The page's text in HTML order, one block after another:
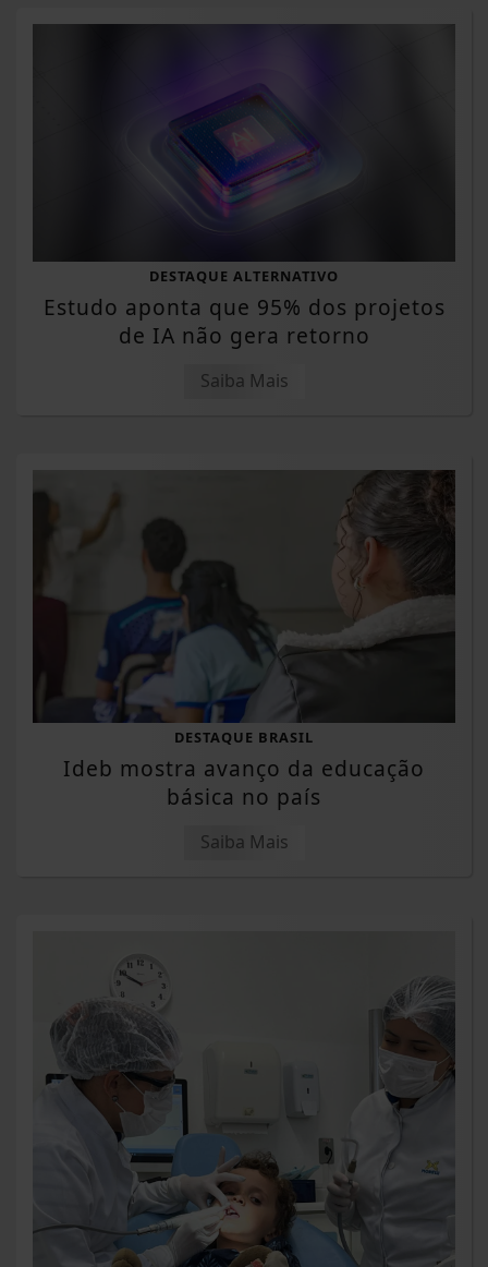
DESTAQUE ALTERNATIVO
Estudo aponta que 95% dos projetos
de IA não gera retorno
Saiba Mais
DESTAQUE BRASIL
Ideb mostra avanço da educação
básica no país
Saiba Mais